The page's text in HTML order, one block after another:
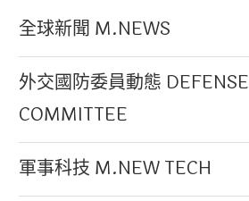
全球新聞 M.NEWS
外交國防委員動態 DEFENSE
COMMITTEE
軍事科技 M.NEW TECH